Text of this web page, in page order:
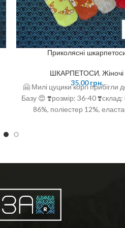
Приколясні
ШКАРПЕТОСИ,Жіночі
35,00грн.
🤗 Милі цуцики коргі прибігли
Базу 😍 ❣️розмір: 36-40 ❣️склад:
86%, поліестер 12%,